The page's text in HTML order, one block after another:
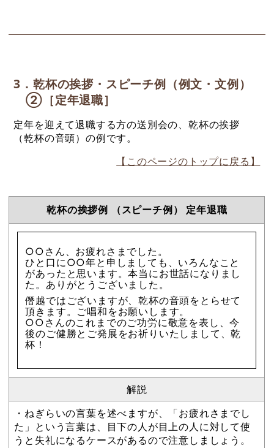
3．乾杯の挨拶・スピーチ例（例文・文例）
②［定年退職］
定年を迎えて退職する方の送別会の、乾杯の挨拶
（乾杯の音頭）の例です。
【このページのトップに戻る】
乾杯の挨拶例 （スピーチ例） 定年退職
○○さん、お疲れさまでした。
ひと口に○○年と申しましても、いろんなこと
があったと思います。本当にお世話になりまし
た。ありがとうございました。
僭越ではございますが、乾杯の音頭をとらせて
頂きます。ご唱和をお願いします。
○○さんのこれまでのご功労に敬意を表し、今
後のご健勝とご発展をお祈りいたしまして、乾
杯！
解説
・ねぎらいの言葉を述べますが、「お疲れさまでし
た」という言葉は、目下の人が目上の人に対して使
うと失礼になるケースがあるので注意しましょう。